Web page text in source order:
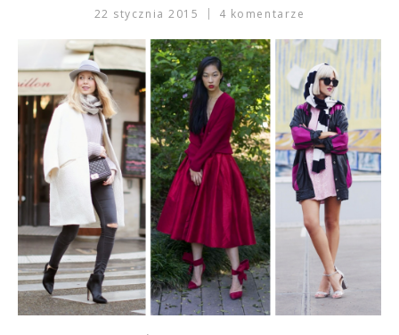
22 stycznia 2015 4 komentarze